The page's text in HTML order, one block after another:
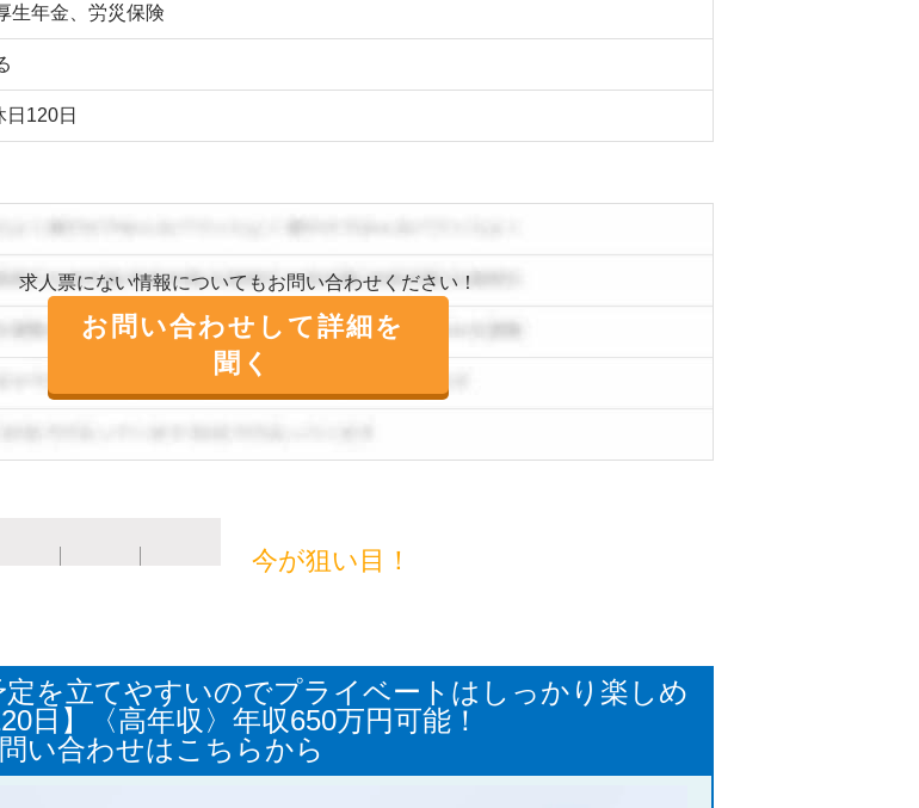
生年金、労災保険
日120日
求人票にない情報についてもお問い合わせください！
お問い合わせして詳細を
聞く
今が狙い目！
定を立てやすいのでプライベートはしっかり楽しめ
日】〈高年収〉年収650万円可能！
い合わせはこちらから